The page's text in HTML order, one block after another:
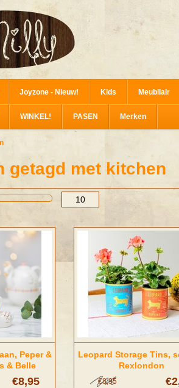
Joyzone - Nieuw! Kids Meubilair
WINKEL! PASEN Merken
getagd met kitchen
Peper &
& Belle
€8,95
Leopard Storage Tins,
Rexlondon
€8,95